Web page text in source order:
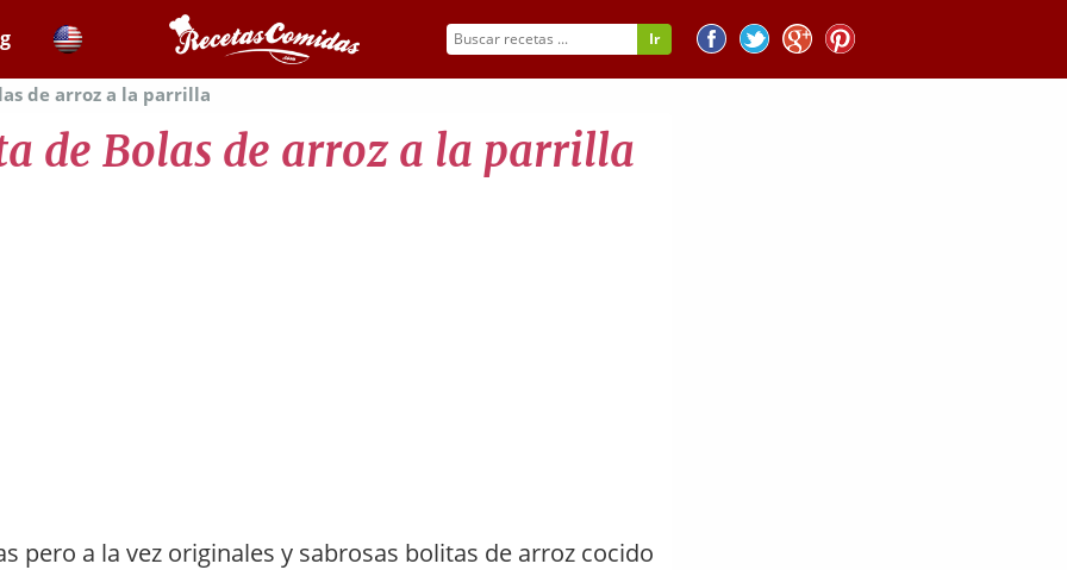
de arroz a la parrilla
de Bolas de arroz a la parrilla
pero a la vez originales y sabrosas bolitas de arroz cocido